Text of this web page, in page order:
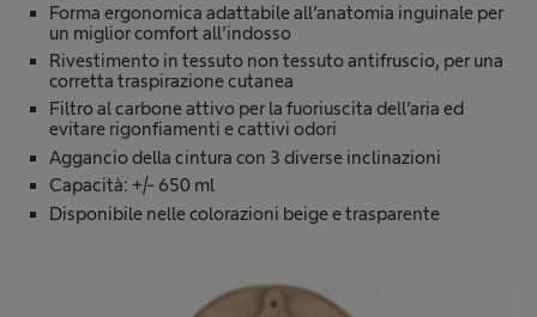
Forma ergonomica adattabile all’anatomia inguinale per
un miglior comfort all’indosso
Rivestimento in tessuto non tessuto antifruscio, per una
corretta traspirazione cutanea
Filtro al carbone attivo per la fuoriuscita dell’aria ed
evitare rigonfiamenti e cattivi odori
Aggancio della cintura con 3 diverse inclinazioni
Capacità: +/- 650 ml
Disponibile nelle colorazioni beige e trasparente